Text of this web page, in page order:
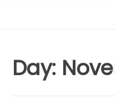
Day: